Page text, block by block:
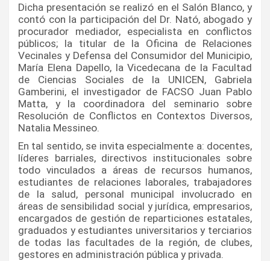
Dicha presentación se realizó en el Salón Blanco, y
contó con la participación del Dr. Nató, abogado y
procurador mediador, especialista en conflictos
públicos; la titular de la Oficina de Relaciones
Vecinales y Defensa del Consumidor del Municipio,
Marí­a Elena Dapello, la Vicedecana de la Facultad
de Ciencias Sociales de la UNICEN, Gabriela
Gamberini, el investigador de FACSO Juan Pablo
Matta, y la coordinadora del seminario sobre
Resolución de Conflictos en Contextos Diversos,
Natalia Messineo.
En tal sentido, se invita especialmente a: docentes,
lí­deres barriales, directivos institucionales sobre
todo vinculados a áreas de recursos humanos,
estudiantes de relaciones laborales, trabajadores
de la salud, personal municipal involucrado en
áreas de sensibilidad social y jurí­dica, empresarios,
encargados de gestión de reparticiones estatales,
graduados y estudiantes universitarios y terciarios
de todas las facultades de la región, de clubes,
gestores en administración pública y privada.